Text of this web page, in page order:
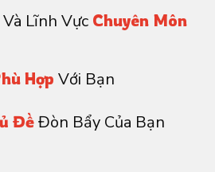
Lĩnh Vực Chuyên Môn
Hợp Với Bạn
ĐềĐòn Bẩy Của Bạn